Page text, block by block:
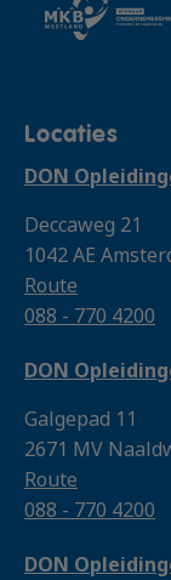
Locaties
DON
Deccaweg 21
1042 AE
Route
088 - 770 4200
DON
Galgepad 11
2671 MV
Route
088 - 770 4200
DON